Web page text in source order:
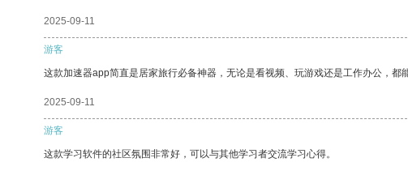
2025-09-11
游客
这款加速器app简直是居家旅行必备神器，无论是看视频、玩游戏还是工作办公，都
2025-09-11
游客
这款学习软件的社区氛围非常好，可以与其他学习者交流学习心得。